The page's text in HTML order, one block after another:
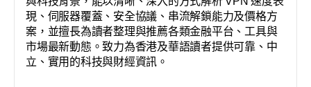
現、伺服器覆蓋、安全協議、串流解鎖能力及價格方
案，並擅長為讀者整理與推薦各類金融平台、工具與
市場最新動態。致力為香港及華語讀者提供可靠、中
立、實用的科技與財經資訊。